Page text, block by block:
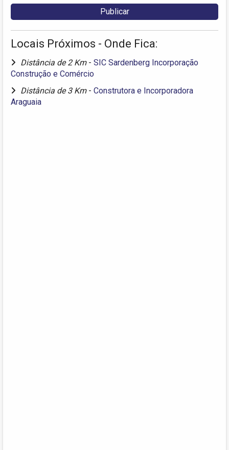
Locais Próximos - Onde Fica:
Distância de 2 Km - SIC Sardenberg Incorporação
Construção e Comércio
Distância de 3 Km - Construtora e Incorporadora
Araguaia